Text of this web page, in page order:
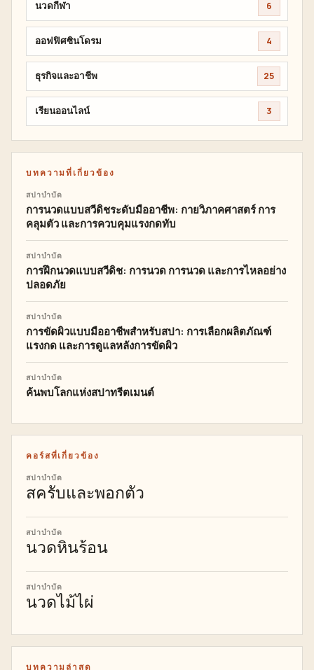
นวดกีฬา 6
ออฟฟิศซินโดรม 4
ธุรกิจและอาชีพ 25
เรียนออนไลน์ 3
บทความที่เกี่ยวข้อง
สปาบำบัด
การนวดแบบสวีดิชระดับมืออาชีพ: กายวิภาคศาสตร์ การ
คลุมตัว และการควบคุมแรงกดทับ
สปาบำบัด
การฝึกนวดแบบสวีดิช: การนวด การนวด และการไหลอย่าง
ปลอดภัย
สปาบำบัด
การขัดผิวแบบมืออาชีพสำหรับสปา: การเลือกผลิตภัณฑ์
แรงกด และการดูแลหลังการขัดผิว
สปาบำบัด
ค้นพบโลกแห่งสปาทรีตเมนต์
คอร์สที่เกี่ยวข้อง
สปาบำบัด
สครับและพอกตัว
สปาบำบัด
นวดหินร้อน
สปาบำบัด
นวดไม้ไผ่
บทความล่าสุด